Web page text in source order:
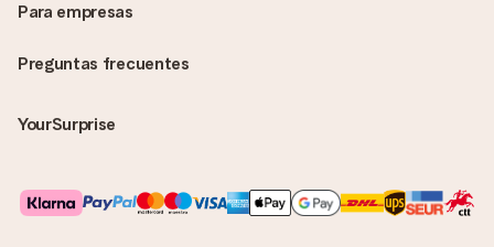
Preguntas frecuentes
YourSurprise
Para empresas